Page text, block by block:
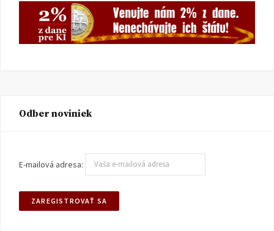
Odber noviniek
E-mailová adresa: